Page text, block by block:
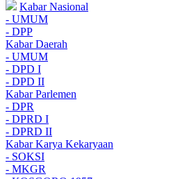
Kabar Nasional
- UMUM
- DPP
Kabar Daerah
- UMUM
- DPD I
- DPD II
Kabar Parlemen
- DPR
- DPRD I
- DPRD II
Kabar Karya Kekaryaan
- SOKSI
- MKGR